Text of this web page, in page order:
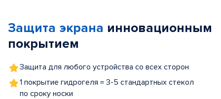
5
Защита экрана инновационным
покрытием
Защита для любого устройства со всех сторон
1 покрытие гидрогеля = 3-5 стандартных стекол
по сроку носки